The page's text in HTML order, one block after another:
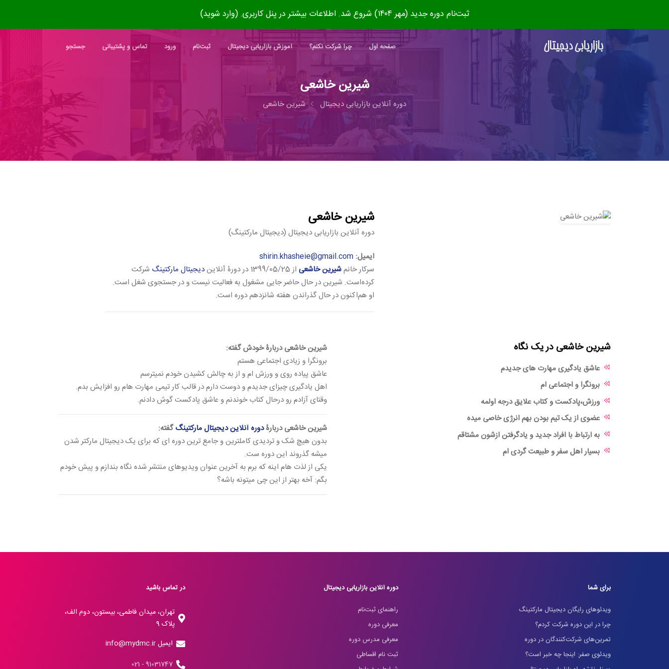
ثبت‌نام دوره جدید (مهر ۱۴۰۴) شروع شد. اطلاعات بیشتر در پنل کاربری. (وارد شوید)
صفحه اول چرا شرکت نکنم؟ آموزش بازاریابی دیجیتال ثبت‌نام ورود تماس و پشتیبانی جستجو
شیرین خاشعی
دوره آنلاین بازاریابی دیجیتال شیرین خاشعی
شیرین خاشعی
دوره آنلاین بازاریابی دیجیتال (دیجیتال مارکتینگ)
ایمیل: shirin.khasheie@gmail.com
سرکار خانمشیرین خاشعی از 1399/05/25 در دورۀ آنلاین دیجیتال مارکتینگ شرکت
کرده‌است. شیرین در حال حاضر جایی مشغول به فعالیت نیست و در جستجوی شغل است.
او هم‌اکنون در حال گذراندن هفته شانزدهم دوره است.
شیرین خاشعی در یک نگاه
عاشق یادگیری مهارت های جدیدم
برونگرا و اجتماعی ام
ورزش،پادکست و کتاب علایق درجه اولمه
عضوی از یک تیم بودن بهم انرژی خاصی میده
به ارتباط با افراد جدید و یادگرفتن ازشون مشتاقم
بسیار اهل سفر و طبیعت گردی ام
شیرین خاشعی دربارۀ خودش گفته:
برونگرا و زیادی اجتماعی هستم
عاشق پیاده روی و ورزش ام و از به چالش کشیدن خودم نمیترسم
اهل یادگیری چیزای جدیدم و دوست دارم در قالب کار تیمی مهارت هام رو افزایش بدم.
وقتای آزادم رو درحال کتاب خوندنم و عاشق پادکست گوش دادنم.
شیرین خاشعی دربارۀدوره آنلاین دیجیتال مارکتینگگفته:
بدون هیچ شک و تردیدی کاملترین و جامع ترین دوره ای که برای یک دیجیتال مارکتر شدن
میشه گذروند این دوره ست.
یکی از لذت هام اینه که برم به آخرین عنوان ویدیوهای منتشر شده نگاه بندازم و پیش خودم
بگم: آخه بهتر از این چی میتونه باشه؟
برای شما
ویدئوهای رایگان دیجیتال مارکتینگ
چرا در این دوره شرکت کردم؟
تمرین‌های شرکت‌کنندگان در دوره
ویدئوی صفر: اینجا چه خبر است؟
دوره آنلاین بازاریابی دیجیتال
راهنمای ثبت‌نام
معرفی دوره
معرفی مدرس دوره
ثبت نام اقساطی
در تماس باشید
تهران، میدان فاطمی، بیستون، دوم الف،
پلاک 9
ایمیل info@mydmc.ir
91031747 - 021